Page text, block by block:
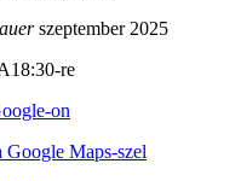
szeptember 2025
18:30-re
on
Google Maps-szel